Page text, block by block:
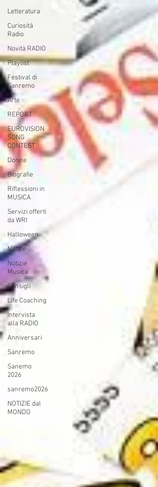
Letteratura
Curiosità
Radio
Novità RADIO
Playlist
Festival di
Sanremo
Arte
REPORT
EUROVISION
SONG
CONTEST
Donne
Biografie
Riflessioni in
MUSICA
Servizi offerti
da WRI
Halloween
Natale
Notizie
Musica
Consigli
Life Coaching
Intervista
alla RADIO
Anniversari
Sanremo
Sanemo
2026
sanremo2026
NOTIZIE dal
MONDO